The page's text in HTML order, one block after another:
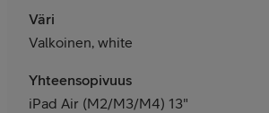
Väri
Valkoinen, white
Yhteensopivuus
iPad Air (M2/M3/M4) 13"